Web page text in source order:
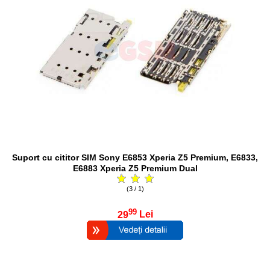
Suport cu cititor SIM Sony E6853 Xperia Z5 Premium, E6833,
E6883 Xperia Z5 Premium Dual
(3 / 1)
2999 Lei